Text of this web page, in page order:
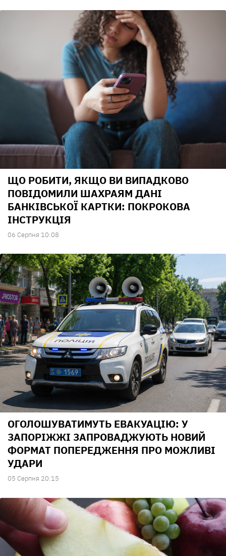
ЩО РОБИТИ, ЯКЩО ВИ ВИПАДКОВО
ПОВІДОМИЛИ ШАХРАЯМ ДАНІ
БАНКІВСЬКОЇ КАРТКИ: ПОКРОКОВА
ІНСТРУКЦІЯ
06 Серпня 10:08
ОГОЛОШУВАТИМУТЬ ЕВАКУАЦІЮ: У
ЗАПОРІЖЖІ ЗАПРОВАДЖУЮТЬ НОВИЙ
ФОРМАТ ПОПЕРЕДЖЕННЯ ПРО МОЖЛИВІ
УДАРИ
05 Серпня 20:15